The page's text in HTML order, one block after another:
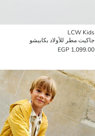
LCW Kids
جاكيت مطر للأولاد بكابيشو
1,099.00 EGP